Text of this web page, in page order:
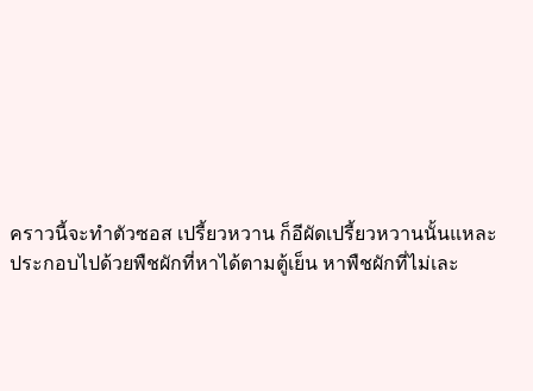
คราวนี้จะทำตัวซอส เปรี้ยวหวาน ก็อีผัดเปรี้ยวหวานนั้นแหละ
ประกอบไปด้วยพืชผักที่หาได้ตามตู้เย็น หาพืชผักที่ไม่เละ